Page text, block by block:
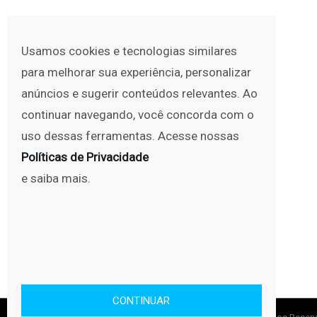
Usamos cookies e tecnologias similares
para melhorar sua experiência, personalizar
anúncios e sugerir conteúdos relevantes. Ao
continuar navegando, você concorda com o
uso dessas ferramentas. Acesse nossas
Políticas de Privacidade
e saiba mais.
CONTINUAR